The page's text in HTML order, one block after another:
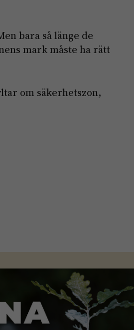
bara så länge de
mark måste ha rätt
om säkerhetszon,